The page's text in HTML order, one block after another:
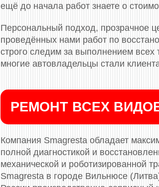
ещё до начала работ знаете о
Персональный подход, прозрачное
проведённых нами работ по
строго следим за выполнением всех
многие автовладельцы стали
РЕМОНТ ВСЕХ
Компания Smagresta обладает
полной диагностикой и
механической и роботизированной
Smagresta в городе Вильнюсе